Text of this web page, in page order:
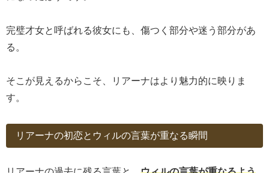
完璧才女と呼ばれる彼女にも、傷つく部分や迷う部分があ
る。
そこが見えるからこそ、リアーナはより魅力的に映りま
す。
リアーナの初恋とウィルの言葉が重なる瞬間